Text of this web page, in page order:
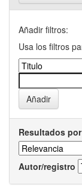
Añadir filtros:
Usa los filtros
Resultados
Autor/registro